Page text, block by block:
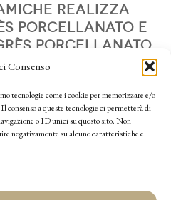
Consenso
tecnologie come i cookie per memorizzare e/o
consenso a queste tecnologie ci permetterà di
o ID unici su questo sito. Non
negativamente su alcune caratteristiche e
realizza
porcellanato e
porcellanato
esigenze del
UN PREVENTIVO